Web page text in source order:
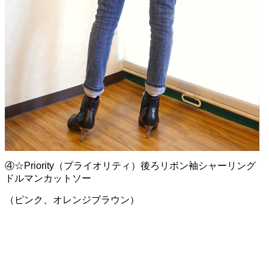
④☆Priority（プライオリティ）後ろリボン袖シャーリング
ドルマンカットソー
（ピンク、オレンジブラウン）